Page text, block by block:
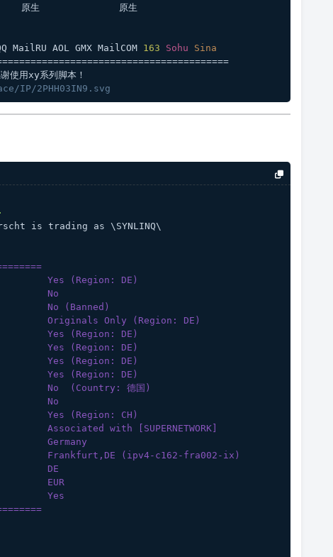
生     原生              原生
MailRU AOL GMX MailCOM 163 Sohu
Sina
使用xy系列脚本！
IP/2PHH03IN9.svg
is trading as \SYNLINQ\
Yes (Region: DE)
No
No (Banned)
Originals Only (Region: DE)
Yes (Region: DE)
Yes (Region: DE)
Yes (Region: DE)
Yes (Region: DE)
No  (Country: 德国)
No
Yes (Region: CH)
Associated with [SUPERNETWORK]
Germany
Frankfurt,DE (ipv4-c162-fra002-ix)
DE
EUR
Yes